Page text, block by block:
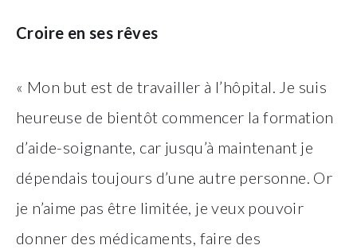
Croire en ses rêves
« Mon but est de travailler à l’hôpital. Je suis
heureuse de bientôt commencer la formation
d’aide-soignante, car jusqu’à maintenant je
dépendais toujours d’une autre personne. Or
je n’aime pas être limitée, je veux pouvoir
donner des médicaments, faire des